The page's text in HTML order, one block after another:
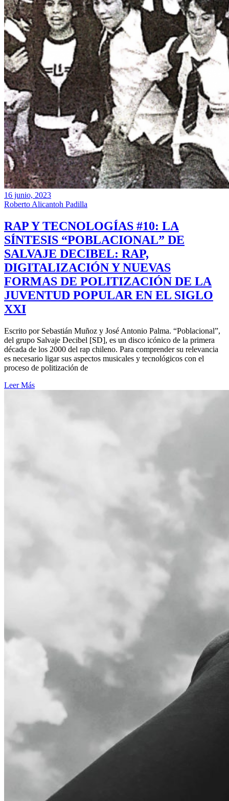
16 junio, 2023
Roberto Alicantoh Padilla
RAP Y TECNOLOGÍAS #10: LA
SÍNTESIS “POBLACIONAL” DE
SALVAJE DECIBEL: RAP,
DIGITALIZACIÓN Y NUEVAS
FORMAS DE POLITIZACIÓN DE LA
JUVENTUD POPULAR EN EL SIGLO
XXI
Escrito por Sebastián Muñoz y José Antonio Palma. “Poblacional”,
del grupo Salvaje Decibel [SD], es un disco icónico de la primera
década de los 2000 del rap chileno. Para comprender su relevancia
es necesario ligar sus aspectos musicales y tecnológicos con el
proceso de politización de
Leer Más